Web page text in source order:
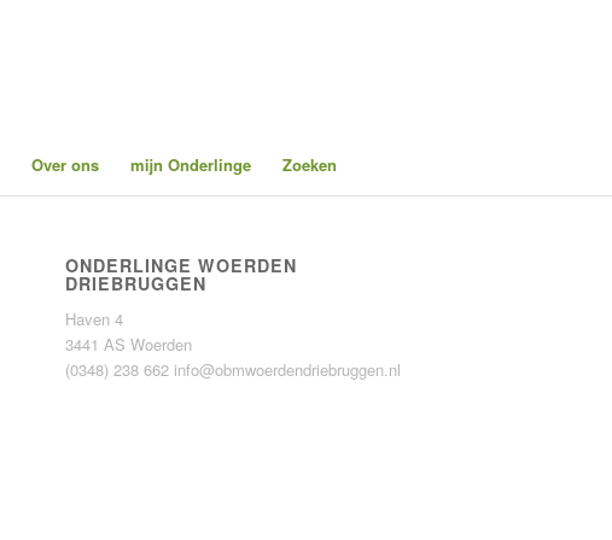
Over ons mijn Onderlinge Zoeken
ONDERLINGE WOERDEN
DRIEBRUGGEN
Haven 4
3441 AS Woerden
(0348) 238 662 info@obmwoerdendriebruggen.nl